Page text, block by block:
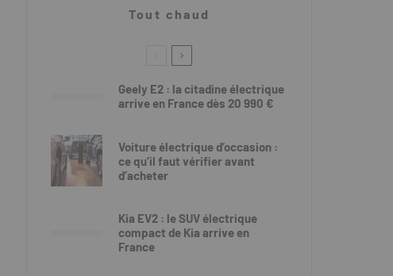
Tout chaud
Geely E2 : la citadine électrique
arrive en France dès 20 990 €
Voiture électrique d’occasion :
ce qu’il faut vérifier avant
d’acheter
Kia EV2 : le SUV électrique
compact de Kia arrive en
France